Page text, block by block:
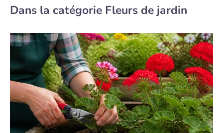
Dans la catégorie Fleurs de jardin